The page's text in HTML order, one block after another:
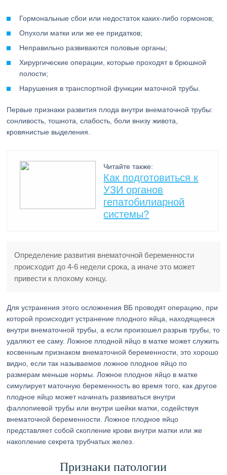
Гормональные сбои или недостаток каких-либо гормонов;
Опухоли матки или же ее придатков;
Неправильно развиваются половые органы;
Хирургические операции, которые проходят в брюшной
полости;
Нарушения в транспортной функции маточной трубы.
Первые признаки развития плода внутри внематочной трубы:
сонливость, тошнота, слабость, боли внизу живота,
кровянистые выделения.
Читайте также:
Как подготовиться к
УЗИ органов
гепатобилиарной
системы?
Определение развития внематочной беременности
происходит до 4-6 недели срока, а иначе это может
привести к плохому концу.
Для устранения этого осложнения ВБ проводят операцию, при
которой происходит устранение плодного яйца, находящееся
внутри внематочной трубы, а если произошел разрыв трубы, то
удаляют ее саму. Ложное плодной яйцо в матке может служить
косвенным признаком внематочной беременности, это хорошо
видно, если так называемое ложное плодное яйцо по
размерам меньше нормы. Ложное плодное яйцо в матке
симулирует маточную беременность во время того, как другое
плодное яйцо может начинать развиваться внутри
фаллопиевой трубы или внутри шейки матки, содействуя
внематочной беременности. Ложное плодное яйцо
представляет собой скопление крови внутри матки или же
накопление секрета трубчатых желез.
Признаки патологии